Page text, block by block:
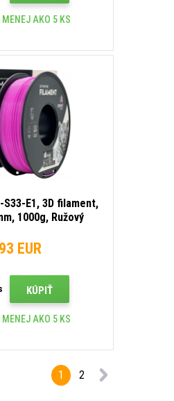
AKO 5 KS
E1, 3D filament,
1000g, Ružový
EUR
KÚPIŤ
AKO 5 KS
1 2